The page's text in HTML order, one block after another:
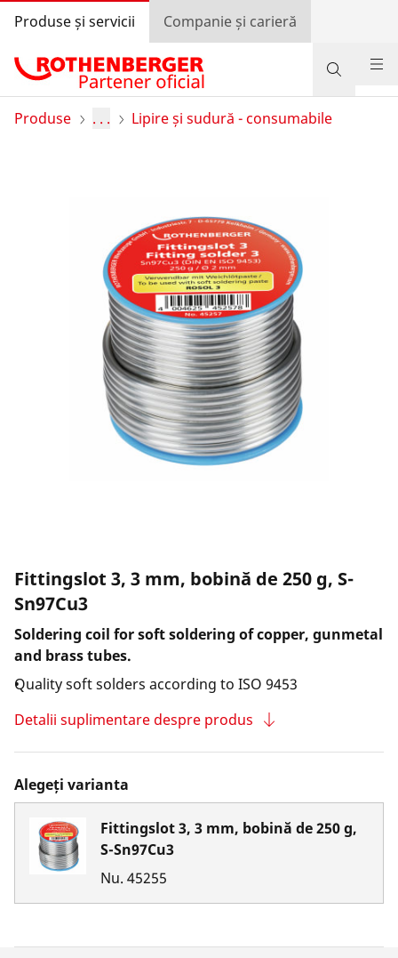
Produse și servicii Companie și carieră
Programul de bonusuri
Selectarea țării
Companie și carieră
Produse . . . Lipire și sudură - consumabile
Fittingslot 3, 3 mm, bobină de 250 g, S-
Sn97Cu3
Soldering coil for soft soldering of copper, gunmetal
and brass tubes.
Quality soft solders according to ISO 9453
Detalii suplimentare despre produs
Alegeți varianta
Fittingslot 3, 3 mm, bobină de 250 g,
S-Sn97Cu3
Nu. 45255